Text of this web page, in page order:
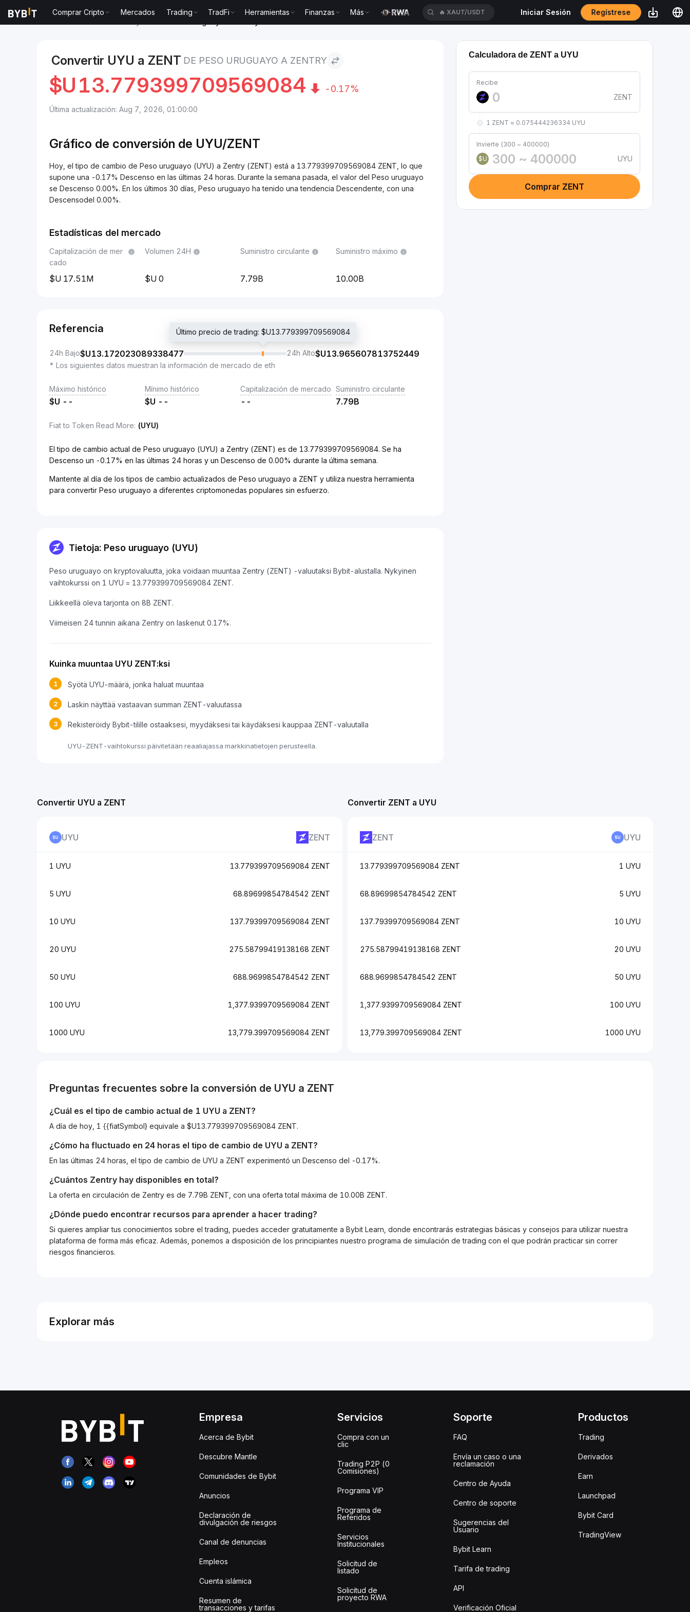
Comprar Cripto Mercados Trading TradFi Herramientas Finanzas Más 🔥 XAUT/USDT Iniciar Sesión Regístrese
Convertir UYU a ZENT DE PESO URUGUAYO A ZENTRY
$U13.779399709569084 -0.17%
Última actualización: Aug 7, 2026, 01:00:00
Gráfico de conversión de UYU/ZENT
Hoy, el tipo de cambio de Peso uruguayo (UYU) a Zentry (ZENT) está a 13.779399709569084 ZENT, lo que
supone una -0.17% Descenso en las últimas 24 horas. Durante la semana pasada, el valor del Peso uruguayo
se Descenso 0.00%. En los últimos 30 días, Peso uruguayo ha tenido una tendencia Descendente, con una
Descensodel 0.00%.
Estadísticas del mercado
Capitalización de mer
cado
17.51M
Volumen 24H
0
Suministro circulante
7.79B
Suministro máximo
10.00B
Referencia
24h Bajo$U13.172023089338477
Último precio de trading: $U13.779399709569084
24h Alto$U13.965607813752449
* Los siguientes datos muestran la información de mercado de eth
Máximo histórico
$U --
Mínimo histórico
$U --
Capitalización de mercado
--
Suministro circulante
7.79B
Fiat to Token Read More: (UYU)
El tipo de cambio actual de Peso uruguayo (UYU) a Zentry (ZENT) es de 13.779399709569084. Se ha
Descenso un -0.17% en las últimas 24 horas y un Descenso de 0.00% durante la última semana.
Mantente al día de los tipos de cambio actualizados de Peso uruguayo a ZENT y utiliza nuestra herramienta
para convertir Peso uruguayo a diferentes criptomonedas populares sin esfuerzo.
Tietoja: Peso uruguayo (UYU)
Peso uruguayo on kryptovaluutta, joka voidaan muuntaa Zentry (ZENT) -valuutaksi Bybit-alustalla. Nykyinen
vaihtokurssi on 1 UYU = 13.779399709569084 ZENT.
Liikkeellä oleva tarjonta on 8B ZENT.
Viimeisen 24 tunnin aikana Zentry on laskenut 0.17%.
Kuinka muuntaa UYU ZENT:ksi
1 Syötä UYU-määrä, jonka haluat muuntaa
2 Laskin näyttää vastaavan summan ZENT-valuutassa
3 Rekisteröidy Bybit-tilille ostaaksesi, myydäksesi tai käydäksesi kauppaa ZENT-valuutalla
UYU-ZENT-vaihtokurssi päivitetään reaaliajassa markkinatietojen perusteella.
Calculadora de ZENT a UYU
Recibe
ZENT
1 ZENT ≈ 0.075444236334 UYU
Invierte (300 ~ 400000)
$U
UYU
Comprar ZENT
Convertir ZENT a UYU
ZENT UYU
13.779399709569084 ZENT 1 UYU
68.89699854784542 ZENT 5 UYU
137.79399709569084 ZENT 10 UYU
275.58799419138168 ZENT 20 UYU
688.9699854784542 ZENT 50 UYU
1,377.9399709569084 ZENT 100 UYU
13,779.399709569084 ZENT 1000 UYU
Convertir UYU a ZENT
UYU ZENT
1 UYU 13.779399709569084 ZENT
5 UYU 68.89699854784542 ZENT
10 UYU 137.79399709569084 ZENT
20 UYU 275.58799419138168 ZENT
50 UYU 688.9699854784542 ZENT
100 UYU 1,377.9399709569084 ZENT
1000 UYU 13,779.399709569084 ZENT
Preguntas frecuentes sobre la conversión de UYU a ZENT
¿Cuál es el tipo de cambio actual de 1 UYU a ZENT?
A día de hoy, 1 {{fiatSymbol} equivale a $U13.779399709569084 ZENT.
¿Cómo ha fluctuado en 24 horas el tipo de cambio de UYU a ZENT?
En las últimas 24 horas, el tipo de cambio de UYU a ZENT experimentó un Descenso del -0.17%.
¿Cuántos Zentry hay disponibles en total?
La oferta en circulación de Zentry es de 7.79B ZENT, con una oferta total máxima de 10.00B ZENT.
¿Dónde puedo encontrar recursos para aprender a hacer trading?
Si quieres ampliar tus conocimientos sobre el trading, puedes acceder gratuitamente a Bybit Learn, donde encontrarás estrategias básicas y consejos para utilizar nuestra
plataforma de forma más eficaz. Además, ponemos a disposición de los principiantes nuestro programa de simulación de trading con el que podrán practicar sin correr
riesgos financieros.
Explorar más
Empresa
Acerca de Bybit
Descubre Mantle
Comunidades de Bybit
Anuncios
Declaración de
divulgación de riesgos
Canal de denuncias
Empleos
Cuenta islámica
Resumen de
transacciones y tarifas
Servicios
Compra con un
clic
Trading P2P (0
Comisiones)
Programa VIP
Programa de
Referidos
Servicios
Institucionales
Solicitud de
listado
Solicitud de
proyecto RWA
Soporte
FAQ
Envía un caso o una
reclamación
Centro de Ayuda
Centro de soporte
Sugerencias del
Usuario
Bybit Learn
Tarifa de trading
API
Verificación Oficial
Productos
Trading
Derivados
Earn
Launchpad
Bybit Card
TradingView